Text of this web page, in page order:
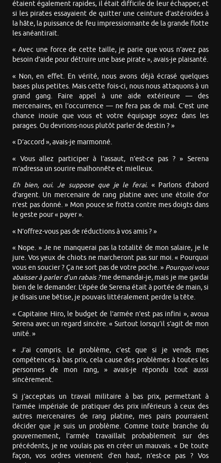
étaient également rapides, il était difficile de leur échapper, et
si les pirates essayaient de quitter une ceinture d’astéroïdes à
la hâte, la puissance de feu impressionnante de la grande flotte
les anéantirait.
« Avec une force de cette taille, je parie que vous n’avez pas
besoin d’aide pour détruire une base pirate », avais-je plaisanté.
« Non, en effet. En vérité, nous avons déjà écrasé quelques
bases plus petites. Mais cette fois-ci, nous nous attaquons à un
grand gang. Faire appel à une aide extérieure — des
mercenaires, en l’occurrence — ne fera pas de mal. C’est une
chance inouïe que vous et votre équipage soyez dans les
parages. Ou devrions-nous plutôt parler de destin ? »
« D’accord », avais-je marmonné.
« Vous allez participer à l’assaut, n’est-ce pas ? » Serena
m’adressa un sourire malhonnête et mielleux.
Eh bien, oui. Je suppose que je le ferai. « Parlons d’abord
d’argent. Un mercenaire de rang platine avec une étoile d’or
n’est pas donné. » Mon pouce se frotta contre mes doigts dans
le geste pour « payer ».
« N’offrez-vous pas de réductions à vos amis ? »
« Nope. » Je ne manquerai pas la totalité de mon salaire, je le
jure. Vos yeux de chiots ne marcheront pas sur moi. « Pourquoi
vous en soucier ? Ça ne sort pas de votre poche. » Pourquoi vous
abaisser à parler d’un rabais ?me demandai-je, mais je me gardai
bien de le demander. L’épée de Serena était à portée de main, si
je disais une bêtise, je pouvais littéralement perdre la tête.
« Capitaine Hiro, le budget de l’armée n’est pas infini », avoua
Serena avec un regard sincère. « Surtout lorsqu’il s’agit de mon
unité. »
« J’ai compris. Le problème, c’est que si je vends mes
compétences à bas prix, cela cause des problèmes à toutes les
personnes de mon rang, » avais-je répondu tout aussi
sincèrement.
Si j’acceptais un travail militaire à bas prix, permettant à
l’armée impériale de pratiquer des prix inférieurs à ceux des
autres mercenaires de rang platine, mes pairs pourraient
décider que je suis un problème. Comme toute branche du
gouvernement, l’armée travaillait probablement sur des
précédents, je ne voulais pas en créer un mauvais. « De toute
façon, vos ordres viennent d’en haut, n’est-ce pas ? Vos